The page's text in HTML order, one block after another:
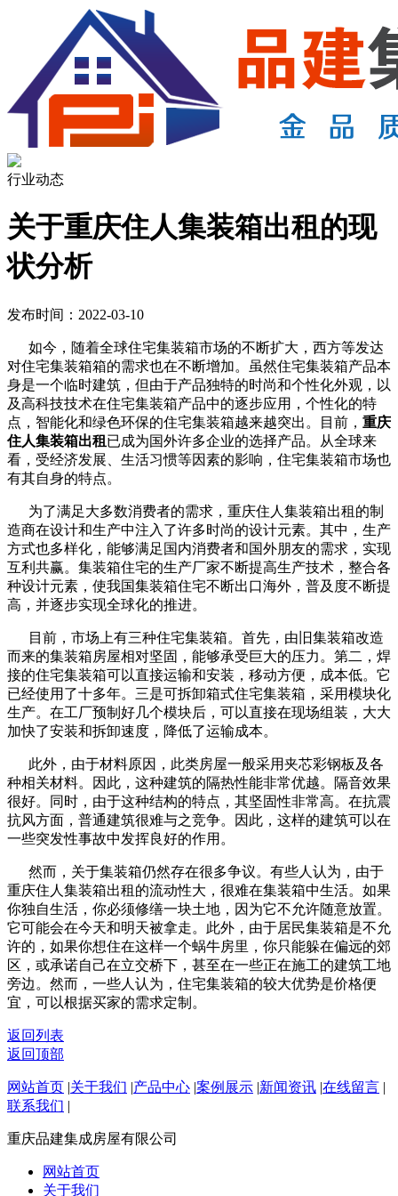
行业动态
关于重庆住人集装箱出租的现
状分析
发布时间：2022-03-10
如今，随着全球住宅集装箱市场的不断扩大，西方等发达
对住宅集装箱箱的需求也在不断增加。虽然住宅集装箱产品本
身是一个临时建筑，但由于产品独特的时尚和个性化外观，以
及高科技技术在住宅集装箱产品中的逐步应用，个性化的特
点，智能化和绿色环保的住宅集装箱越来越突出。目前， 重庆
住人集装箱出租 已成为国外许多企业的选择产品。从全球来
看，受经济发展、生活习惯等因素的影响，住宅集装箱市场也
有其自身的特点。
为了满足大多数消费者的需求，重庆住人集装箱出租的制
造商在设计和生产中注入了许多时尚的设计元素。其中，生产
方式也多样化，能够满足国内消费者和国外朋友的需求，实现
互利共赢。集装箱住宅的生产厂家不断提高生产技术，整合各
种设计元素，使我国集装箱住宅不断出口海外，普及度不断提
高，并逐步实现全球化的推进。
目前，市场上有三种住宅集装箱。首先，由旧集装箱改造
而来的集装箱房屋相对坚固，能够承受巨大的压力。第二，焊
接的住宅集装箱可以直接运输和安装，移动方便，成本低。它
已经使用了十多年。三是可拆卸箱式住宅集装箱，采用模块化
生产。在工厂预制好几个模块后，可以直接在现场组装，大大
加快了安装和拆卸速度，降低了运输成本。
此外，由于材料原因，此类房屋一般采用夹芯彩钢板及各
种相关材料。因此，这种建筑的隔热性能非常优越。隔音效果
很好。同时，由于这种结构的特点，其坚固性非常高。在抗震
抗风方面，普通建筑很难与之竞争。因此，这样的建筑可以在
一些突发性事故中发挥良好的作用。
然而，关于集装箱仍然存在很多争议。有些人认为，由于
重庆住人集装箱出租的流动性大，很难在集装箱中生活。如果
你独自生活，你必须修缮一块土地，因为它不允许随意放置。
它可能会在今天和明天被拿走。此外，由于居民集装箱是不允
许的，如果你想住在这样一个蜗牛房里，你只能躲在偏远的郊
区，或承诺自己在立交桥下，甚至在一些正在施工的建筑工地
旁边。然而，一些人认为，住宅集装箱的较大优势是价格便
宜，可以根据买家的需求定制。
返回列表
返回顶部
网站首页 |关于我们 |产品中心 |案例展示 |新闻资讯 |在线留言 |
联系我们 |
重庆品建集成房屋有限公司
网站首页
关于我们